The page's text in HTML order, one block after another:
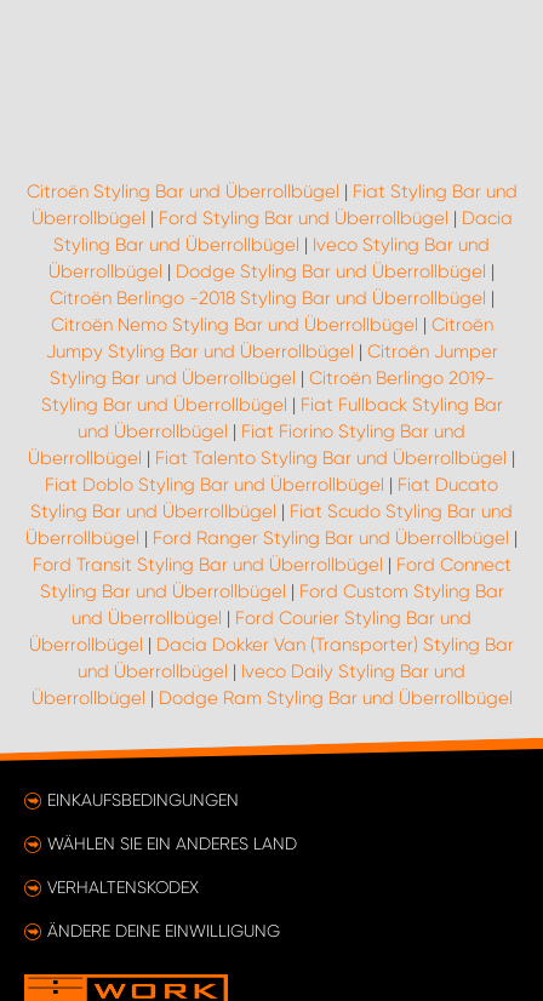
Citroën Styling Bar und Überrollbügel | Fiat Styling Bar und
Überrollbügel | Ford Styling Bar und Überrollbügel | Dacia
Styling Bar und Überrollbügel | Iveco Styling Bar und
Überrollbügel | Dodge Styling Bar und Überrollbügel |
Citroën Berlingo -2018 Styling Bar und Überrollbügel |
Citroën Nemo Styling Bar und Überrollbügel | Citroën
Jumpy Styling Bar und Überrollbügel | Citroën Jumper
Styling Bar und Überrollbügel | Citroën Berlingo 2019-
Styling Bar und Überrollbügel | Fiat Fullback Styling Bar
und Überrollbügel | Fiat Fiorino Styling Bar und
Überrollbügel | Fiat Talento Styling Bar und Überrollbügel |
Fiat Doblo Styling Bar und Überrollbügel | Fiat Ducato
Styling Bar und Überrollbügel | Fiat Scudo Styling Bar und
Überrollbügel | Ford Ranger Styling Bar und Überrollbügel |
Ford Transit Styling Bar und Überrollbügel | Ford Connect
Styling Bar und Überrollbügel | Ford Custom Styling Bar
und Überrollbügel | Ford Courier Styling Bar und
Überrollbügel | Dacia Dokker Van (Transporter) Styling Bar
und Überrollbügel | Iveco Daily Styling Bar und
Überrollbügel | Dodge Ram Styling Bar und Überrollbügel
EINKAUFSBEDINGUNGEN
WÄHLEN SIE EIN ANDERES LAND
VERHALTENSKODEX
ÄNDERE DEINE EINWILLIGUNG